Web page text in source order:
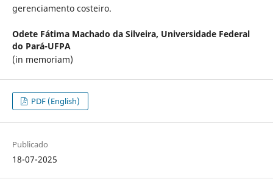
gerenciamento costeiro.
Odete Fátima Machado da Silveira, Universidade Federal
do Pará-UFPA
(in memoriam)
PDF (English)
Publicado
18-07-2025